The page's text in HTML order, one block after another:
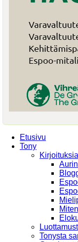
Etusivu
Tony
Kirjoituksia
Tonysta